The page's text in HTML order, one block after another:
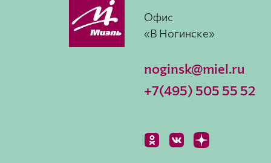
Офис
«В Ногинске»
noginsk@miel.ru
+7(495) 505 55 52